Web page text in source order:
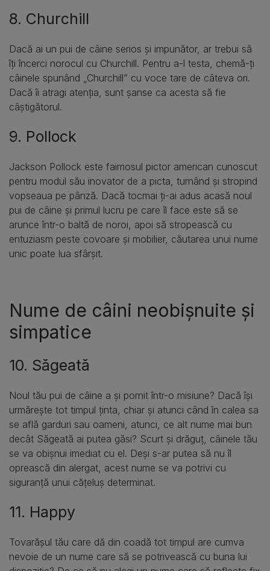
8. Churchill
Dacă ai un pui de câine serios și impunător, ar trebui să
îți încerci norocul cu Churchill. Pentru a-l testa, chemă-ți
câinele spunând „Churchill” cu voce tare de câteva ori.
Dacă îi atragi atenția, sunt șanse ca acesta să fie
câștigătorul.
9. Pollock
Jackson Pollock este faimosul pictor american cunoscut
pentru modul său inovator de a picta, turnând și stropind
vopseaua pe pânză. Dacă tocmai ți-ai adus acasă noul
pui de câine și primul lucru pe care îl face este să se
arunce într-o baltă de noroi, apoi să stropească cu
entuziasm peste covoare și mobilier, căutarea unui nume
unic poate lua sfârșit.
Nume de câini neobișnuite și
simpatice
10. Săgeată
Noul tău pui de câine a și pornit într-o misiune? Dacă își
urmărește tot timpul ținta, chiar și atunci când în calea sa
se află garduri sau oameni, atunci, ce alt nume mai bun
decât Săgeată ai putea găsi? Scurt și drăguț, câinele tău
se va obișnui imediat cu el. Deși s-ar putea să nu îl
oprească din alergat, acest nume se va potrivi cu
siguranță unui cățeluș determinat.
11. Happy
Tovarășul tău care dă din coadă tot timpul are cumva
nevoie de un nume care să se potrivească cu buna lui